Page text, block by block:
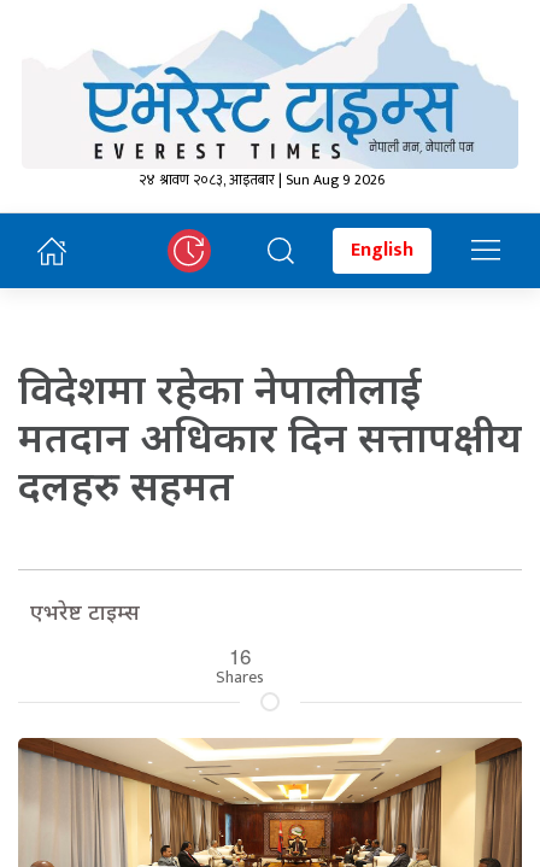
२४ श्रावण २०८३, आइतबार | Sun Aug 9 2026
English
विदेशमा रहेका नेपालीलाई
मतदान अधिकार दिन सत्तापक्षीय
दलहरु सहमत
एभरेष्ट टाइम्स
16
Shares